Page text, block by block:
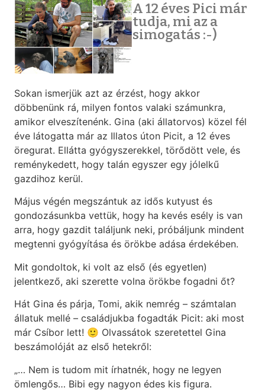
A 12 éves Pici már
tudja, mi az a
simogatás :-)
Sokan ismerjük azt az érzést, hogy akkor
döbbenünk rá, milyen fontos valaki számunkra,
amikor elveszítenénk. Gina (aki állatorvos) közel fél
éve látogatta már az Illatos úton Picit, a 12 éves
öregurat. Ellátta gyógyszerekkel, törődött vele, és
reménykedett, hogy talán egyszer egy jólelkű
gazdihoz kerül.
Május végén megszántuk az idős kutyust és
gondozásunkba vettük, hogy ha kevés esély is van
arra, hogy gazdit találjunk neki, próbáljunk mindent
megtenni gyógyítása és örökbe adása érdekében.
Mit gondoltok, ki volt az első (és egyetlen)
jelentkező, aki szerette volna örökbe fogadni őt?
Hát Gina és párja, Tomi, akik nemrég – számtalan
állatuk mellé – családjukba fogadták Picit: aki most
már Csíbor lett! 🙂 Olvassátok szeretettel Gina
beszámolóját az első hetekről:
„… Nem is tudom mit írhatnék, hogy ne legyen
ömlengős… Bibi egy nagyon édes kis figura.